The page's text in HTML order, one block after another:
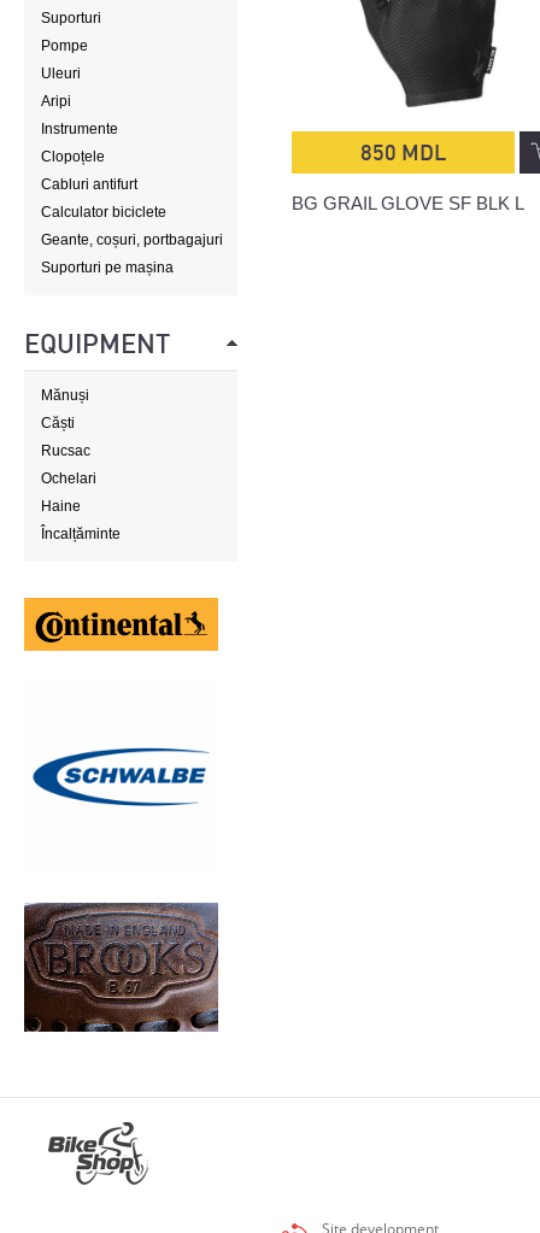
Suporturi
Pompe
Uleuri
Aripi
Instrumente
Clopoțele
Cabluri antifurt
Calculator biciclete
Geante, coșuri, portbagajuri
Suporturi pe mașina
EQUIPMENT
Mănuși
Căști
Rucsac
Ochelari
Haine
Încalțăminte
850 MDL
BG GRAIL GLOVE SF BLK L
Site development